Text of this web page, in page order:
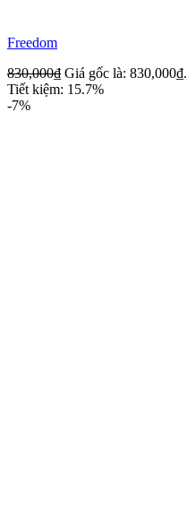
Freedom
830,000₫ Giá gốc là: 830,000₫.
Tiết kiệm: 15.7%
-7%